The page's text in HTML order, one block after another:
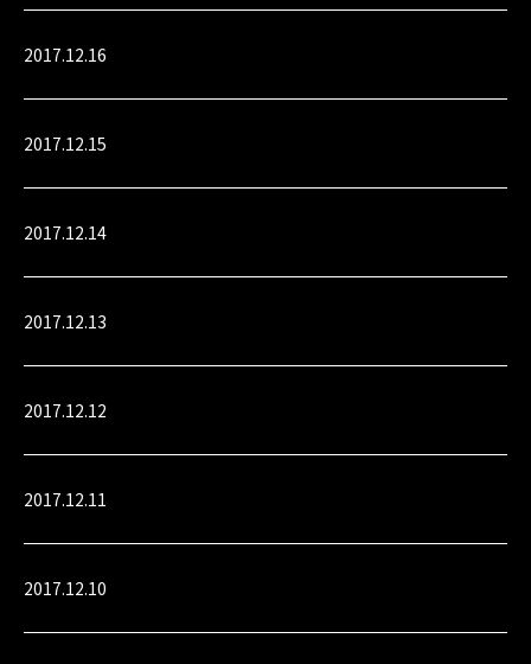
2017.12.16
2017.12.15
2017.12.14
2017.12.13
2017.12.12
2017.12.11
2017.12.10